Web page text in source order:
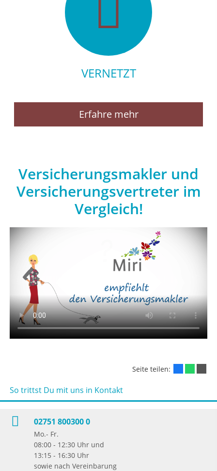
VERNETZT
Erfahre mehr
Versicherungsmakler und
Versicherungsvertreter im
Vergleich!
Seite teilen:
So trittst Du mit uns in Kontakt
02751 800300 0
Mo.- Fr.
08:00 - 12:30 Uhr und
13:15 - 16:30 Uhr
sowie nach Vereinbarung